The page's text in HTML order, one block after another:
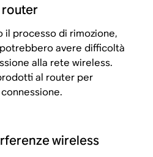
router
il processo di rimozione,
avere difficoltà
alla rete wireless.
al router per
wireless